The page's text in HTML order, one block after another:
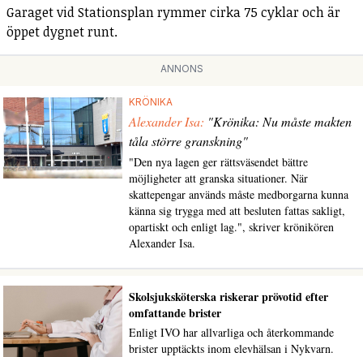
Garaget vid Stationsplan rymmer cirka 75 cyklar och är
öppet dygnet runt.
ANNONS
KRÖNIKA
Alexander Isa: "Krönika: Nu måste makten
tåla större granskning"
"Den nya lagen ger rättsväsendet bättre
möjligheter att granska situationer. När
skattepengar används måste medborgarna kunna
känna sig trygga med att besluten fattas sakligt,
opartiskt och enligt lag.", skriver krönikören
Alexander Isa.
Skolsjuksköterska riskerar prövotid efter
omfattande brister
Enligt IVO har allvarliga och återkommande
brister upptäckts inom elevhälsan i Nykvarn.